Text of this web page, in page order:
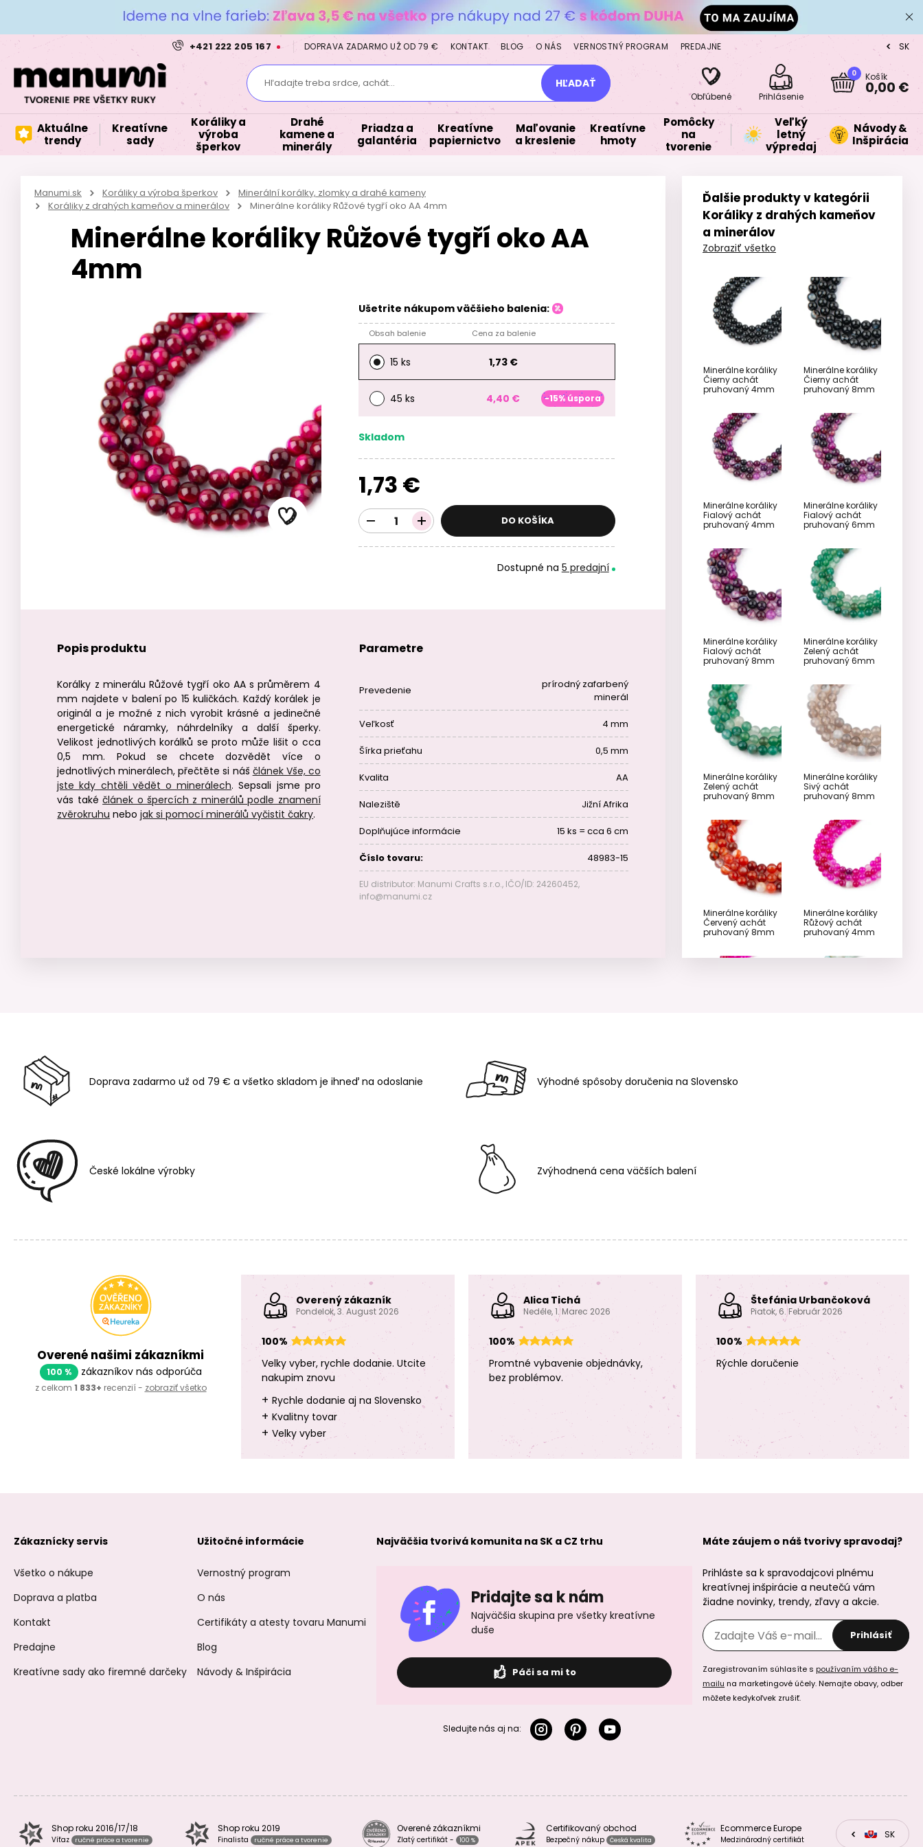
+421 222 205 167 DOPRAVA ZADARMO UŽ OD 79 € KONTAKT BLOG O NÁS VERNOSTNÝ PROGRAM PREDAJNE CZ
SK
Hľadajte treba srdce, achát... HĽADAŤ
Obľúbené Prihlásenie
0 Košík
0,00 €
Aktuálne
trendy
Kreatívne
sady
Koráliky a
výroba
šperkov
Drahé
kamene a
minerály
Priadza a
galantéria
Kreatívne
papiernictvo
Maľovanie
a kreslenie
Kreatívne
hmoty
Pomôcky
na
tvorenie
Veľký
letný
výpredaj
Návody &
Inšpirácia
Manumi.sk Koráliky a výroba šperkov
Minerální korálky, zlomky a drahé kameny
Koráliky z drahých kameňov a minerálov
Minerálne koráliky Růžové tygří oko AA 4mm
Minerálne koráliky Růžové tygří oko AA
4mm
Ušetrite nákupom väčšieho balenia:
Obsah balenie Cena za balenie
15 ks 1,73 €
45 ks 4,40 € -15% úspora
Skladom
1,73 €
DO KOŠÍKA
Dostupné na 5 predajní
Popis produktu
Korálky z minerálu Růžové tygří oko AA s průměrem 4
mm najdete v balení po 15 kuličkách. Každý korálek je
originál a je možné z nich vyrobit krásné a jedinečné
energetické náramky, náhrdelníky a další šperky.
Velikost jednotlivých korálků se proto může lišit o cca
0,5 mm. Pokud se chcete dozvědět více o
jednotlivých minerálech, přečtěte si náš článek Vše, co
jste kdy chtěli vědět o minerálech. Sepsali jsme pro
vás takéčlánek o špercích z minerálů podle znamení
zvěrokruhu nebojak si pomocí minerálů vyčistit čakry.
Parametre
Prevedenie
prírodný zafarbený
minerál
Veľkosť 4 mm
Šírka prieťahu 0,5 mm
Kvalita AA
Naleziště Jižní Afrika
Doplňujúce informácie 15 ks = cca 6 cm
Číslo tovaru: 48983-15
EU distributor: Manumi Crafts s.r.o., IČO/ID: 24260452,
info@manumi.cz
Ďalšie produkty v kategórii
Koráliky z drahých kameňov
a minerálov
Zobraziť všetko
Minerálne koráliky
Čierny achát
pruhovaný 4mm
Minerálne koráliky
Čierny achát
pruhovaný 8mm
Minerálne koráliky
Fialový achát
pruhovaný 4mm
Minerálne koráliky
Fialový achát
pruhovaný 6mm
Minerálne koráliky
Fialový achát
pruhovaný 8mm
Minerálne koráliky
Zelený achát
pruhovaný 6mm
Minerálne koráliky
Zelený achát
pruhovaný 8mm
Minerálne koráliky
Sivý achát
pruhovaný 8mm
Minerálne koráliky
Červený achát
pruhovaný 8mm
Minerálne koráliky
Růžový achát
pruhovaný 4mm
Minerálne koráliky
Modrý achát
pruhovaný 6mm
Minerálne koráliky
Modrý achát
pruhovaný 8mm
Minerálne koráliky
Minerálne koráliky
Minerálne koráliky
Bílý achát 8mm
Minerálne koráliky
Achát Botswana
6mm
Doprava zadarmo už od 79 € a všetko skladom je ihneď na odoslanie Výhodné spôsoby doručenia na Slovensko
České lokálne výrobky Zvýhodnená cena väčších balení
Overené našimi zákazníkmi
100 % zákazníkov nás odporúča
z celkom 1 833+ recenzií - zobraziť všetko
Overený zákazník
Pondelok, 3. August 2026
100%
Velky vyber, rychle dodanie. Utcite
nakupim znovu
+ Rychle dodanie aj na Slovensko
+ Kvalitny tovar
+ Velky vyber
Alica Tichá
Neděle, 1. Marec 2026
100%
Promtné vybavenie objednávky,
bez problémov.
Štefánia Urbančoková
Piatok, 6. Február 2026
100%
Rýchle doručenie
Zákaznícky servis
Všetko o nákupe
Doprava a platba
Kontakt
Predajne
Kreatívne sady ako firemné darčeky
Užitočné informácie
Vernostný program
O nás
Certifikáty a atesty tovaru Manumi
Blog
Návody & Inšpirácia
Najväčšia tvorivá komunita na SK a CZ trhu
Pridajte sa k nám
Najväčšia skupina pre všetky kreatívne
duše
Páči sa mi to
Sledujte nás aj na:
Máte záujem o náš tvorivy spravodaj?
Prihláste sa k spravodajcovi plnému
kreatívnej inšpirácie a neutečú vám
žiadne novinky, trendy, zľavy a akcie.
Prihlásiť
Zaregistrovaním súhlasíte s používaním vášho e-
mailu na marketingové účely. Nemajte obavy, odber
môžete kedykoľvek zrušiť.
Shop roku 2016/17/18
Víťaz ručné práce a tvorenie
Shop roku 2019
Finalista ručné práce a tvorenie
Overené zákazníkmi
Zlatý certifikát - 100 %
Certifikovaný obchod
Bezpečný nákup Česká kvalita
Ecommerce Europe
Medzinárodný certifikát CZSK